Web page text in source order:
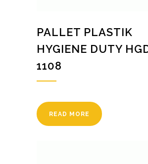
PALLET PLASTIK
HYGIENE DUTY
1108
READ MORE